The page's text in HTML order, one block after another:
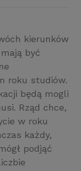
kierunków
być
roku studiów.
będą mogli
Rząd chce,
w roku
każdy,
podjąć